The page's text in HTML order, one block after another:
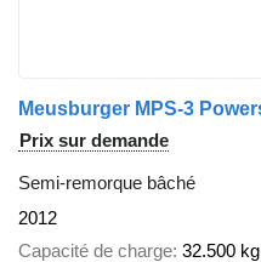
Prix sur demande
Semi-remorque bâché
2012
Capacité de charge 32.500 kg